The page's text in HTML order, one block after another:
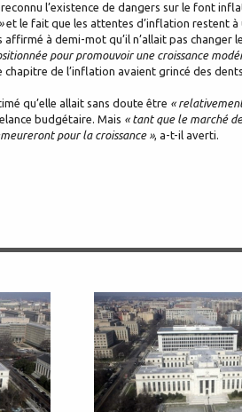
l’existence de dangers sur le font
et le fait que les attentes d’inflation restent à
à demi-mot qu’il n’allait pas changer
pour promouvoir une croissance
de l’inflation avaient grincé des
qu’elle allait sans doute être «
budgétaire. Mais « tant que le marché
pour la croissance », a-t-il averti.